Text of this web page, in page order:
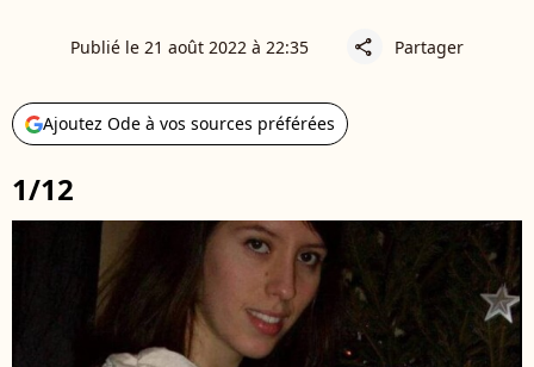
Publié le 21 août 2022 à 22:35 share Partager
Ajoutez Ode à vos sources préférées
1/12